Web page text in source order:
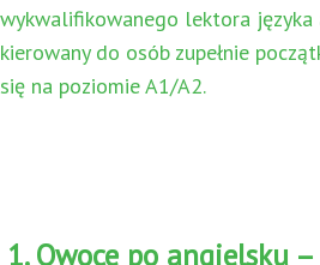
wykwalifikowanego lektora języka
kierowany do osób zupełnie
się na poziomie A1/A2.
1. Owoce po angielsku